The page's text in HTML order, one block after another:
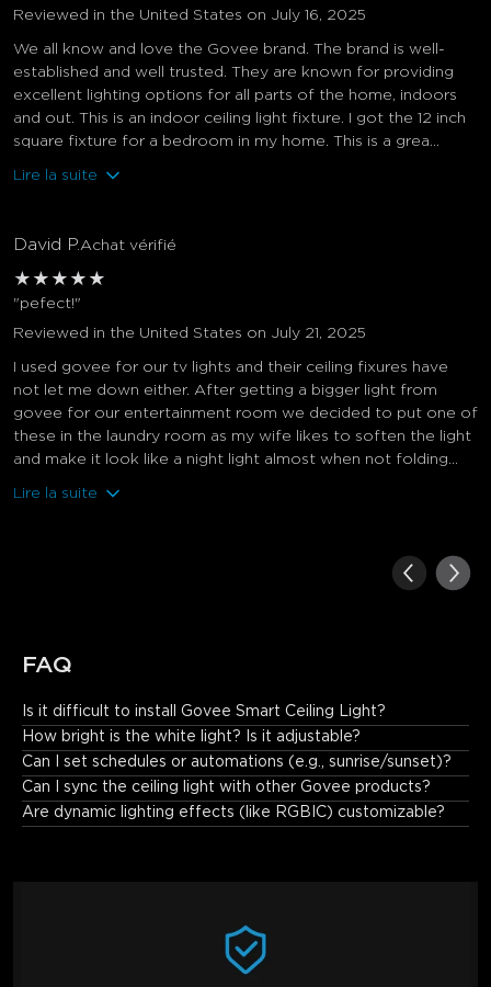
Reviewed in the United States on July 16, 2025
We all know and love the Govee brand. The brand is well-
established and well trusted. They are known for providing
excellent lighting options for all parts of the home, indoors
and out. This is an indoor ceiling light fixture. I got the 12 inch
square fixture for a bedroom in my home. This is a grea...
Lire la suite
David P. Achat vérifié
★ ★ ★ ★ ★
"pefect!"
Reviewed in the United States on July 21, 2025
I used govee for our tv lights and their ceiling fixures have
not let me down either. After getting a bigger light from
govee for our entertainment room we decided to put one of
these in the laundry room as my wife likes to soften the light
and make it look like a night light almost when not folding...
Lire la suite
FAQ
Is it difficult to install Govee Smart Ceiling Light?
No. The installation is simple, especially if it is to replace an
existing fixture. Just connect the wires, secure the mounting
bracket, and attach the light.
How bright is the white light? Is it adjustable?
Can I set schedules or automations (e.g., sunrise/sunset)?
Can I sync the ceiling light with other Govee products?
Are dynamic lighting effects (like RGBIC) customizable?